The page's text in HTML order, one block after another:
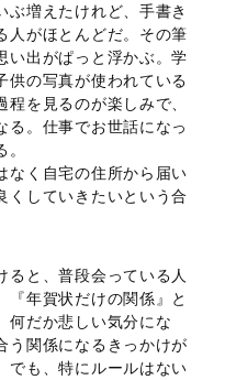
ぶ増えたけれど、手書き
人がほとんどだ。その筆
い出がぱっと浮かぶ。学
供の写真が使われている
を見るのが楽しみで、
る。仕事でお世話になっ
なく自宅の住所から届い
くしていきたいという合
ると、普段会っている人
『年賀状だけの関係』と
何だか悲しい気分にな
う関係になるきっかけが
でも、特にルールはない